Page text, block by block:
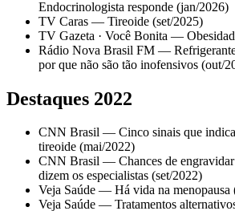
Endocrinologista responde (jan/2026)
TV Caras — Tireoide (set/2025)
TV Gazeta · Você Bonita —
Rádio Nova Brasil FM —
por que não são tão inofensivos (out/
Destaques 2022
CNN Brasil — Cinco sinais que
tireoide (mai/2022)
CNN Brasil — Chances de engravidar
dizem os especialistas (set/2022)
Veja Saúde — Há vida na menopausa
Veja Saúde — Tratamentos